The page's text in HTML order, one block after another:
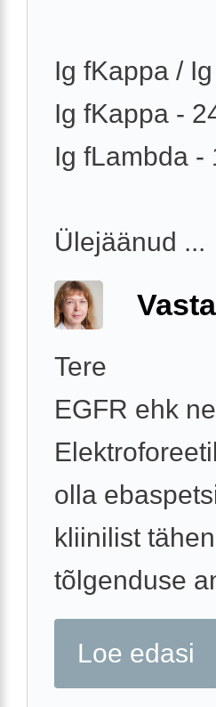
Ig fKappa /
Ig fKappa -
Ig fLambda -
Ülejäänud ...
Tere
EGFR ehk
olla
kliinilist
tõlgenduse
Loe edasi